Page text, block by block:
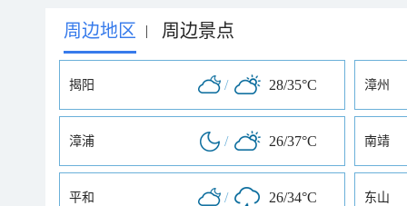
周边地区 | 周边景点
揭阳 / 28/35°C 漳州
漳浦 / 26/37°C 南靖
平和 / 26/34°C 东山